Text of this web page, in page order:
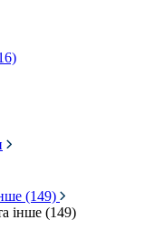
(149)
інше (149)